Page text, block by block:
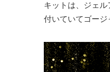
キットは、ジェ
付いていてゴージ